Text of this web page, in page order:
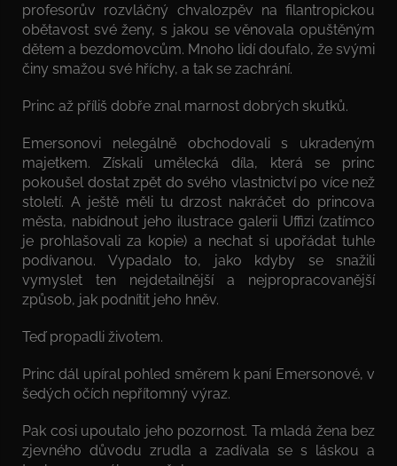
profesorův rozvláčný chvalozpěv na filantropickou
obětavost své ženy, s jakou se věnovala opuštěným
dětem a bezdomovcům. Mnoho lidí doufalo, že svými
činy smažou své hříchy, a tak se zachrání.
Princ až příliš dobře znal marnost dobrých skutků.
Emersonovi nelegálně obchodovali s ukradeným
majetkem. Získali umělecká díla, která se princ
pokoušel dostat zpět do svého vlastnictví po více než
století. A ještě měli tu drzost nakráčet do princova
města, nabídnout jeho ilustrace galerii Uffizi (zatímco
je prohlašovali za kopie) a nechat si upořádat tuhle
podívanou. Vypadalo to, jako kdyby se snažili
vymyslet ten nejdetailnější a nejpropracovanější
způsob, jak podnítit jeho hněv.
Teď propadli životem.
Princ dál upíral pohled směrem k paní Emersonové, v
šedých očích nepřítomný výraz.
Pak cosi upoutalo jeho pozornost. Ta mladá žena bez
zjevného důvodu zrudla a zadívala se s láskou a